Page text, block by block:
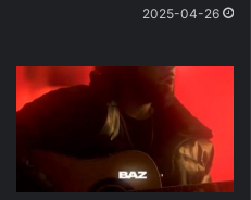
2025-04-26